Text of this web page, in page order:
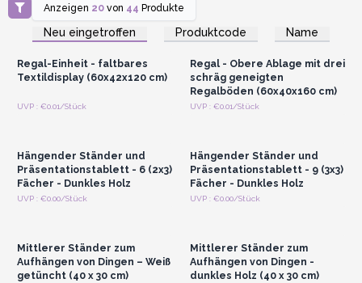
Anzeigen 20 von 44 Produkte
Neu eingetroffen Produktcode Name
Anmelden oder
Registrieren für
Großhandelspreise
Regal-Einheit - faltbares
Textildisplay (60x42x120 cm)
UVP : €0.01/Stück
Registrieren für
Großhandelspreise
Regal - Obere Ablage mit drei
schräg geneigten
Regalböden (60x40x160 cm)
UVP : €0.01/Stück
Anmelden oder
Hängender Ständer und
Präsentationstablett - 6 (2x3)
Fächer - Dunkles Holz
UVP : €0.00/Stück
Anmelden oder
Hängender Ständer und
Präsentationstablett - 9 (3x3)
Fächer - Dunkles Holz
UVP : €0.00/Stück
Anmelden oder
Mittlerer Ständer zum
Aufhängen von Dingen – Weiß
getüncht (40 x 30 cm)
Anmelden oder
Mittlerer Ständer zum
Aufhängen von Dingen -
dunkles Holz (40 x 30 cm)